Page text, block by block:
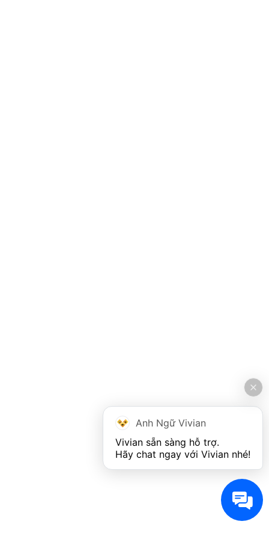
Anh Ngữ Vivian
Vivian sẵn sàng hỗ trợ.
Hãy chat ngay với Vivian nhé!